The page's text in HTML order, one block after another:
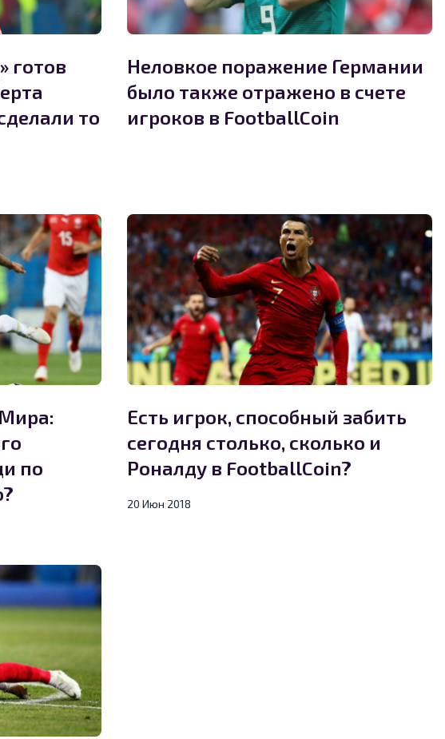
готов
то
Неловкое поражение Германии
было также отражено в счете
игроков в FootballCoin
по
Есть игрок, способный забить
сегодня столько, сколько и
Роналду в FootballCoin?
20 Июн 2018